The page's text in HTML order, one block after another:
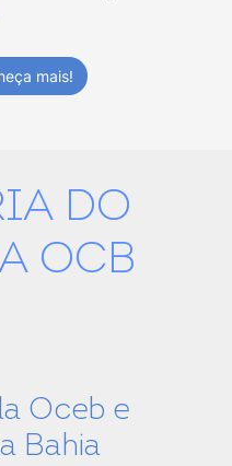
mais!
DO
OCB
Oceb e
Bahia